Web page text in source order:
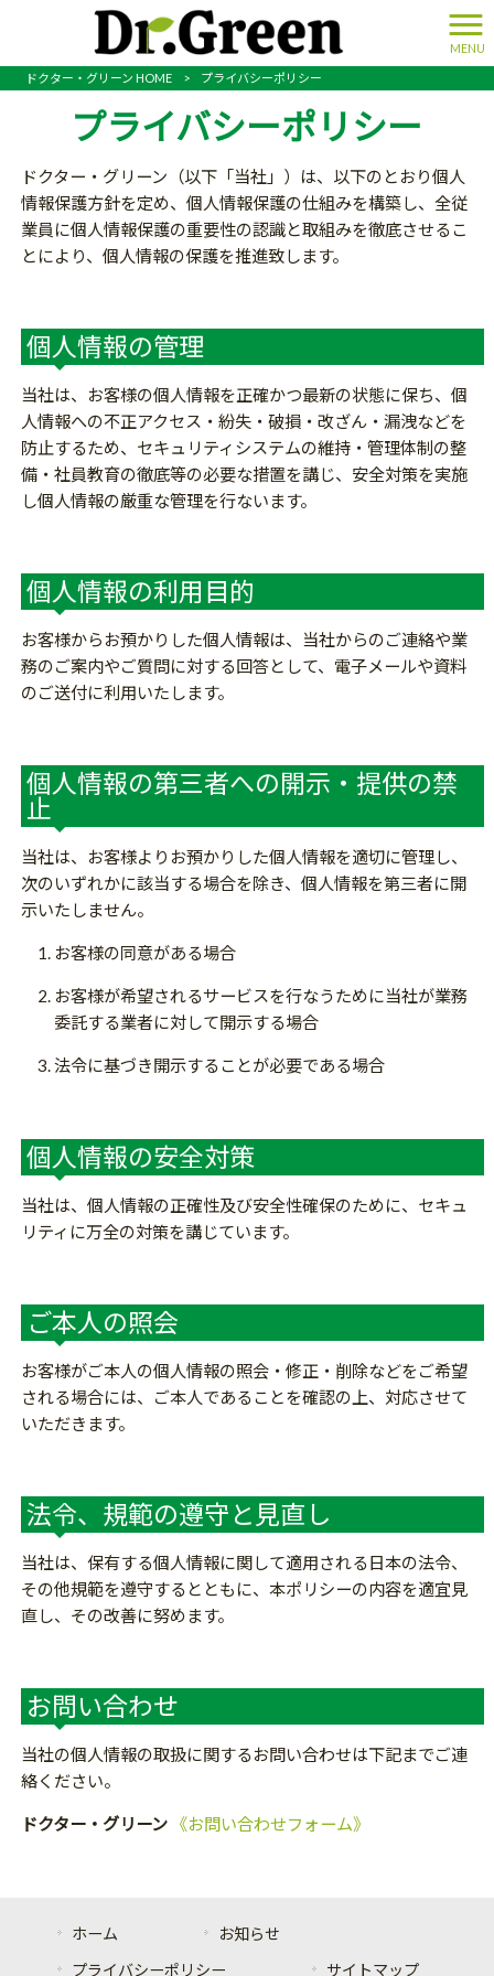
MENU
ドクター・グリーン HOME > プライバシーポリシー
プライバシーポリシー
ドクター・グリーン（以下「当社」）は、以下のとおり個人
情報保護方針を定め、個人情報保護の仕組みを構築し、全従
業員に個人情報保護の重要性の認識と取組みを徹底させるこ
とにより、個人情報の保護を推進致します。
個人情報の管理
当社は、お客様の個人情報を正確かつ最新の状態に保ち、個
人情報への不正アクセス・紛失・破損・改ざん・漏洩などを
防止するため、セキュリティシステムの維持・管理体制の整
備・社員教育の徹底等の必要な措置を講じ、安全対策を実施
し個人情報の厳重な管理を行ないます。
個人情報の利用目的
お客様からお預かりした個人情報は、当社からのご連絡や業
務のご案内やご質問に対する回答として、電子メールや資料
のご送付に利用いたします。
個人情報の第三者への開示・提供の禁
止
当社は、お客様よりお預かりした個人情報を適切に管理し、
次のいずれかに該当する場合を除き、個人情報を第三者に開
示いたしません。
お客様の同意がある場合
お客様が希望されるサービスを行なうために当社が業務
委託する業者に対して開示する場合
法令に基づき開示することが必要である場合
個人情報の安全対策
当社は、個人情報の正確性及び安全性確保のために、セキュ
リティに万全の対策を講じています。
ご本人の照会
お客様がご本人の個人情報の照会・修正・削除などをご希望
される場合には、ご本人であることを確認の上、対応させて
いただきます。
法令、規範の遵守と見直し
当社は、保有する個人情報に関して適用される日本の法令、
その他規範を遵守するとともに、本ポリシーの内容を適宜見
直し、その改善に努めます。
お問い合わせ
当社の個人情報の取扱に関するお問い合わせは下記までご連
絡ください。
ドクター・グリーン 《お問い合わせフォーム》
ホーム
お知らせ
プライバシーポリシー
サイトマップ